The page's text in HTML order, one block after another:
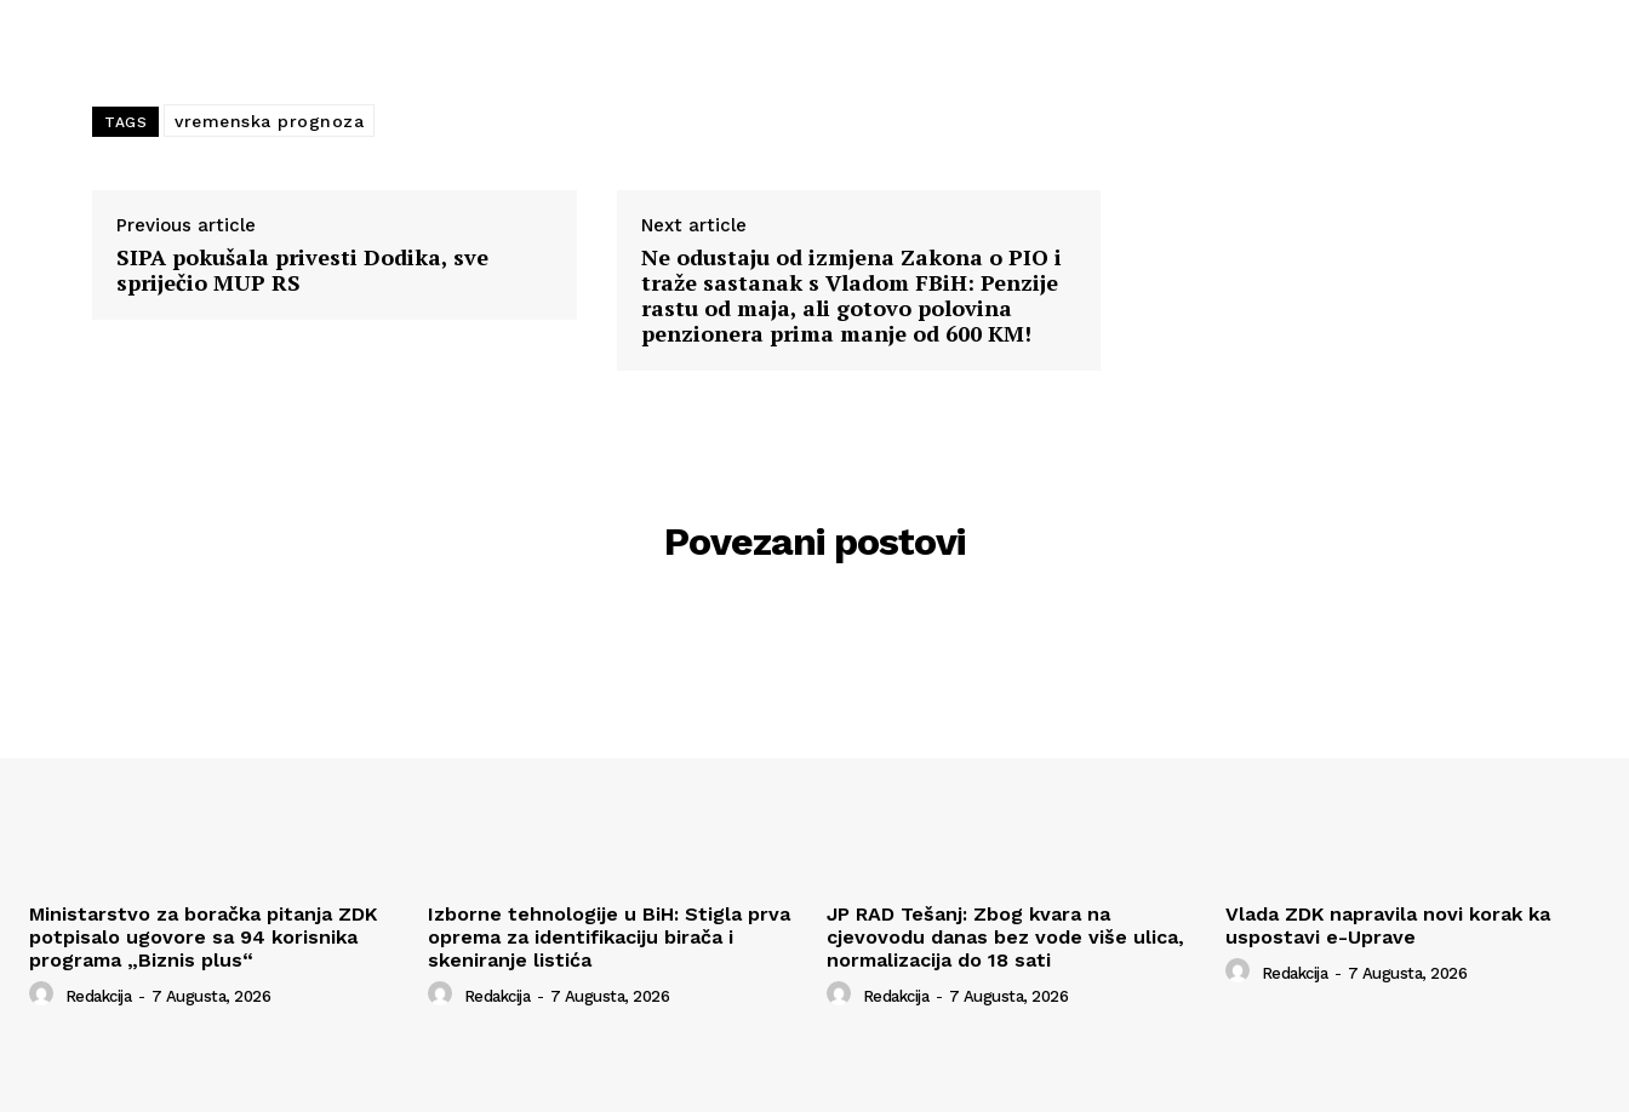
TAGS vremenska prognoza
Previous article
SIPA pokušala privesti Dodika, sve
spriječio MUP RS
Next article
Ne odustaju od izmjena Zakona o PIO i
traže sastanak s Vladom FBiH: Penzije
rastu od maja, ali gotovo polovina
penzionera prima manje od 600 KM!
Povezani postovi
Ministarstvo za boračka pitanja ZDK
potpisalo ugovore sa 94 korisnika
programa „Biznis plus“
Redakcija - 7 Augusta, 2026
Izborne tehnologije u BiH: Stigla prva
oprema za identifikaciju birača i
skeniranje listića
Redakcija - 7 Augusta, 2026
JP RAD Tešanj: Zbog kvara na
cjevovodu danas bez vode više ulica,
normalizacija do 18 sati
Redakcija - 7 Augusta, 2026
Vlada ZDK napravila novi korak ka
uspostavi e-Uprave
Redakcija - 7 Augusta, 2026